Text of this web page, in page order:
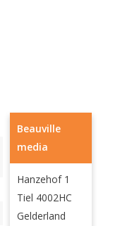
Beauville
media
Hanzehof 1
Tiel 4002HC
Gelderland